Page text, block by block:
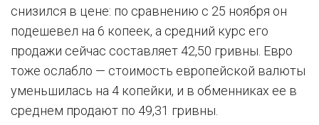
снизился в цене: по сравнению с 25 ноября он
подешевел на 6 копеек, а средний курс его
продажи сейчас составляет 42,50 гривны. Евро
тоже ослабло — стоимость европейской валюты
уменьшилась на 4 копейки, и в обменниках ее в
среднем продают по 49,31 гривны.